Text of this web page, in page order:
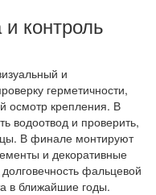
контроль
и
герметичности,
осмотр крепления. В
водоотвод и проверить,
В финале монтируют
и декоративные
фальцевой
в ближайшие годы.